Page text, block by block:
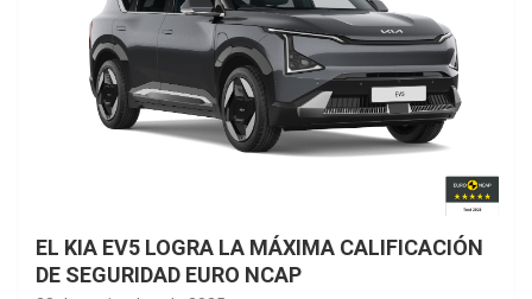
EL KIA EV5 LOGRA LA MÁXIMA CALIFICACIÓN
DE SEGURIDAD EURO NCAP